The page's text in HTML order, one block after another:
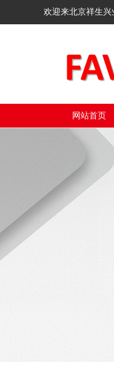
欢迎来北京祥生兴
网站首页